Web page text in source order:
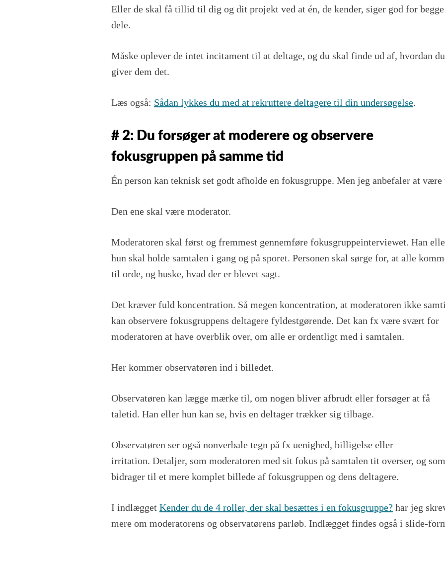
Eller de skal få tillid til dig og dit projekt ved at én, de kender, siger god for begge
dele.
Måske oplever de intet incitament til at deltage, og du skal finde ud af, hvordan du
giver dem det.
Læs også: Sådan lykkes du med at rekruttere deltagere til din undersøgelse.
# 2: Du forsøger at moderere og observere
fokusgruppen på samme tid
Én person kan teknisk set godt afholde en fokusgruppe. Men jeg anbefaler at være
Den ene skal være moderator.
Moderatoren skal først og fremmest gennemføre fokusgruppeinterviewet. Han
hun skal holde samtalen i gang og på sporet. Personen skal sørge for, at alle
til orde, og huske, hvad der er blevet sagt.
Det kræver fuld koncentration. Så megen koncentration, at moderatoren ikke
kan observere fokusgruppens deltagere fyldestgørende. Det kan fx være svært for
moderatoren at have overblik over, om alle er ordentligt med i samtalen.
Her kommer observatøren ind i billedet.
Observatøren kan lægge mærke til, om nogen bliver afbrudt eller forsøger at få
taletid. Han eller hun kan se, hvis en deltager trækker sig tilbage.
Observatøren ser også nonverbale tegn på fx uenighed, billigelse eller
irritation. Detaljer, som moderatoren med sit fokus på samtalen tit overser, og som
bidrager til et mere komplet billede af fokusgruppen og dens deltagere.
I indlægget Kender du de 4 roller, der skal besættes i en fokusgruppe? har jeg
mere om moderatorens og observatørens parløb. Indlægget findes også i slide-